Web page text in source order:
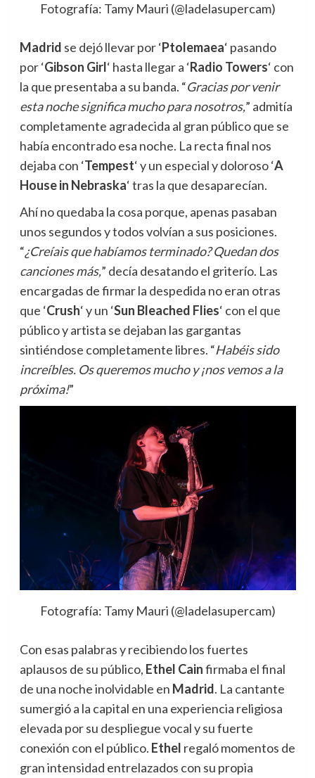
Fotografía: Tamy Mauri (@ladelasupercam)
Madrid se dejó llevar por ‘Ptolemaea‘ pasando
por ‘Gibson Girl‘ hasta llegar a ‘Radio Towers‘ con
la que presentaba a su banda. “Gracias por venir
esta noche significa mucho para nosotros,” admitía
completamente agradecida al gran público que se
había encontrado esa noche. La recta final nos
dejaba con ‘Tempest‘ y un especial y doloroso ‘A
House in Nebraska‘ tras la que desaparecían.
Ahí no quedaba la cosa porque, apenas pasaban
unos segundos y todos volvían a sus posiciones.
“¿Creíais que habíamos terminado? Quedan dos
canciones más,” decía desatando el griterío. Las
encargadas de firmar la despedida no eran otras
que ‘Crush‘ y un ‘Sun Bleached Flies‘ con el que
público y artista se dejaban las gargantas
sintiéndose completamente libres. “Habéis sido
increíbles. Os queremos mucho y ¡nos vemos a la
próxima!”
Fotografía: Tamy Mauri (@ladelasupercam)
Con esas palabras y recibiendo los fuertes
aplausos de su público, Ethel Cainfirmaba el final
de una noche inolvidable en Madrid. La cantante
sumergió a la capital en una experiencia religiosa
elevada por su despliegue vocal y su fuerte
conexión con el público. Ethel regaló momentos de
gran intensidad entrelazados con su propia